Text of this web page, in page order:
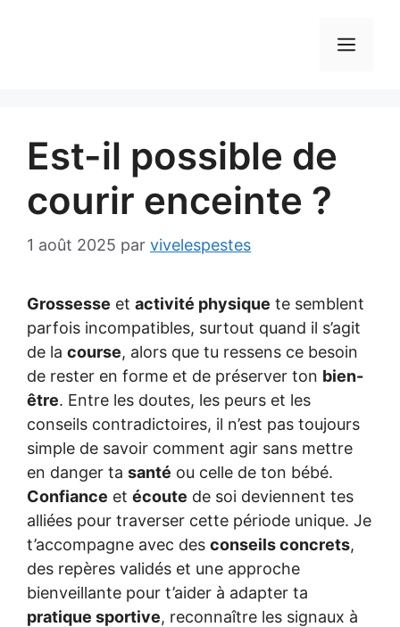
Est-il possible de
courir enceinte ?
1 août 2025 par vivelespestes
Grossesse et activité physique te semblent
parfois incompatibles, surtout quand il s’agit
de la course, alors que tu ressens ce besoin
de rester en forme et de préserver ton bien-
être. Entre les doutes, les peurs et les
conseils contradictoires, il n’est pas toujours
simple de savoir comment agir sans mettre
en danger ta santé ou celle de ton bébé.
Confiance et écoute de soi deviennent tes
alliées pour traverser cette période unique. Je
t’accompagne avec des conseils concrets,
des repères validés et une approche
bienveillante pour t’aider à adapter ta
pratique sportive, reconnaître les signaux à